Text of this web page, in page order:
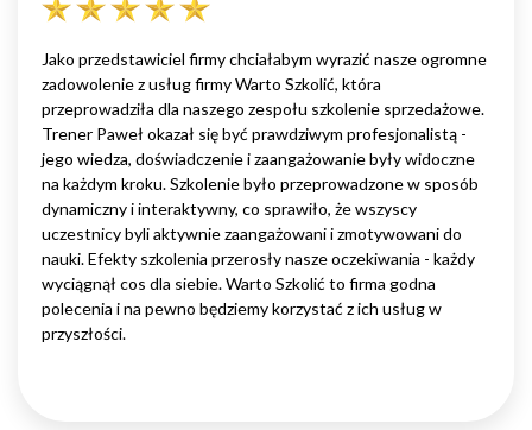
Jako przedstawiciel firmy chciałabym wyrazić nasze ogromne
zadowolenie z usług firmy Warto Szkolić, która
przeprowadziła dla naszego zespołu szkolenie sprzedażowe.
Trener Paweł okazał się być prawdziwym profesjonalistą -
jego wiedza, doświadczenie i zaangażowanie były widoczne
na każdym kroku. Szkolenie było przeprowadzone w sposób
dynamiczny i interaktywny, co sprawiło, że wszyscy
uczestnicy byli aktywnie zaangażowani i zmotywowani do
nauki. Efekty szkolenia przerosły nasze oczekiwania - każdy
wyciągnął cos dla siebie. Warto Szkolić to firma godna
polecenia i na pewno będziemy korzystać z ich usług w
przyszłości.